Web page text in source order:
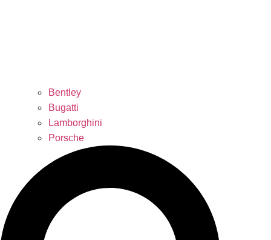
Bentley
Bugatti
Lamborghini
Porsche